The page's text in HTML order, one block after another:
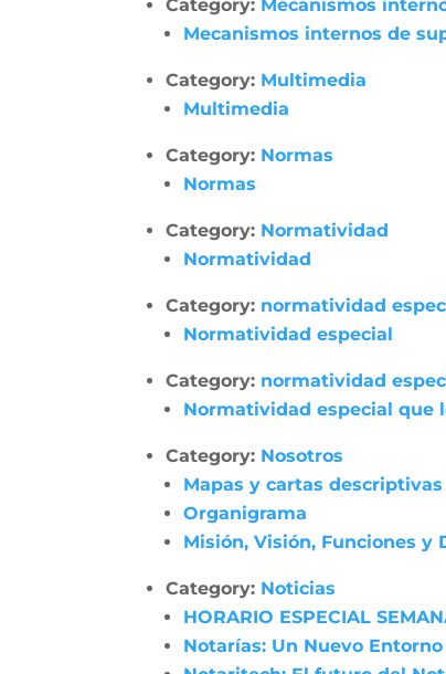
Category: Mecanismos
Mecanismos internos de
Category: Multimedia
Multimedia
Category: Normas
Normas
Category: Normatividad
Normatividad
Category: normatividad
Normatividad especial
Category: normatividad
Normatividad especial que
Category: Nosotros
Mapas y cartas
Organigrama
Misión, Visión, Funciones y
Category: Noticias
HORARIO ESPECIAL
Notarías: Un Nuevo